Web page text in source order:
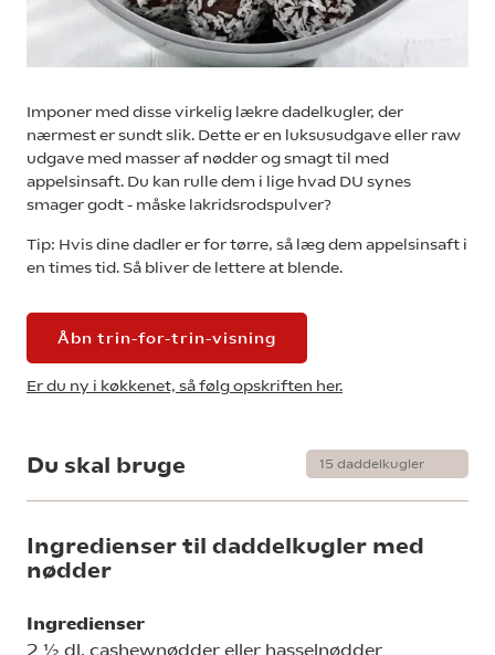
Imponer med disse virkelig lækre dadelkugler, der
nærmest er sundt slik. Dette er en luksusudgave eller raw
udgave med masser af nødder og smagt til med
appelsinsaft. Du kan rulle dem i lige hvad DU synes
smager godt - måske lakridsrodspulver?
Tip: Hvis dine dadler er for tørre, så læg dem appelsinsaft i
en times tid. Så bliver de lettere at blende.
Åbn trin-for-trin-visning
Er du ny i køkkenet, så følg opskriften her.
Du skal bruge
Ingredienser til daddelkugler med
nødder
Ingredienser
2 ½ dl. cashewnødder eller hasselnødder